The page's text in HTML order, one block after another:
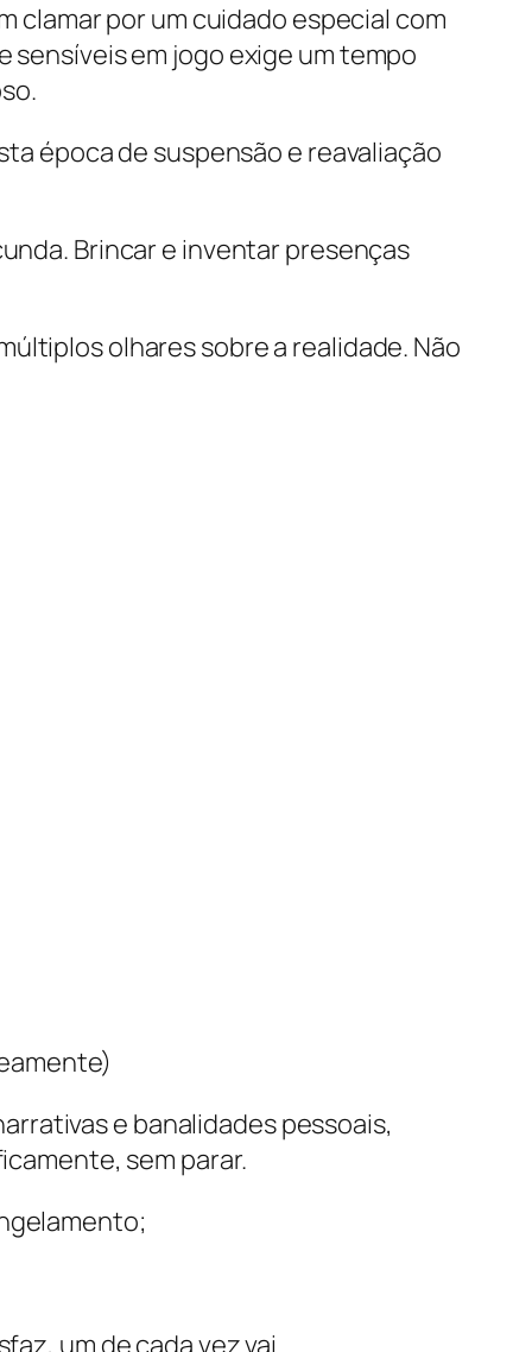
por um cuidado especial com
em jogo exige um tempo
época de suspensão e reavaliação
Brincar e inventar presenças
olhares sobre a realidade. Não
e banalidades pessoais,
sem parar.